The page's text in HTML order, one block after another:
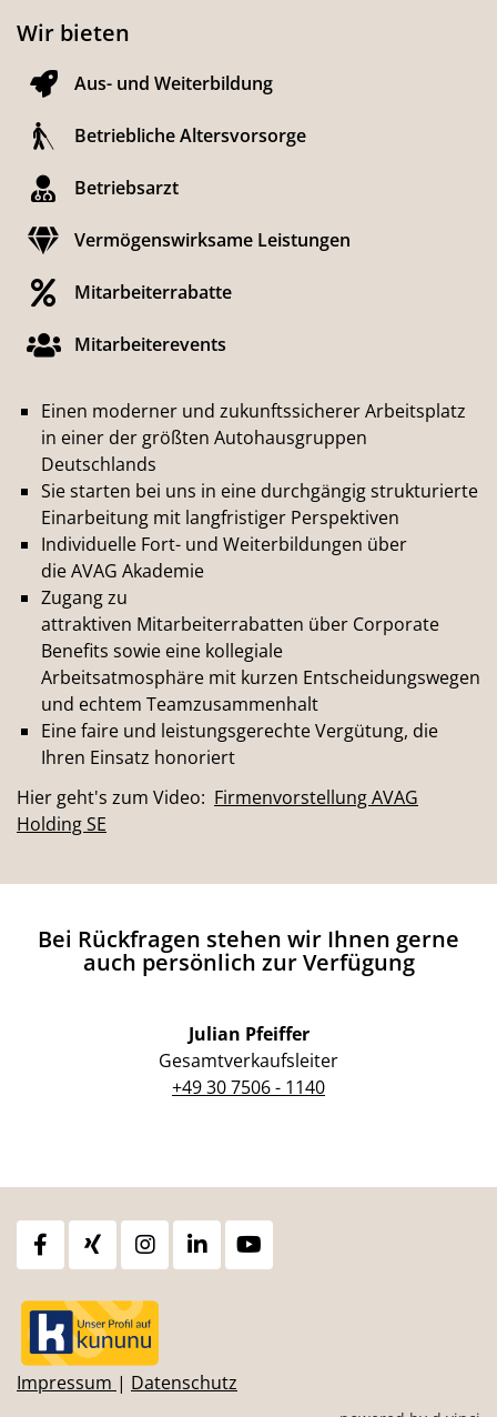
Wir bieten
Aus- und Weiterbildung
Betriebliche Altersvorsorge
Betriebsarzt
Vermögenswirksame Leistungen
Mitarbeiterrabatte
Mitarbeiterevents
Einen moderner und zukunftssicherer Arbeitsplatz
in einer der größten Autohausgruppen
Deutschlands
Sie starten bei uns in eine durchgängig strukturierte
Einarbeitung mit langfristiger Perspektiven
Individuelle Fort- und Weiterbildungen über
die AVAG Akademie
Zugang zu
attraktiven Mitarbeiterrabatten über Corporate
Benefits sowie eine kollegiale
Arbeitsatmosphäre mit kurzen Entscheidungswegen
und echtem Teamzusammenhalt
Eine faire und leistungsgerechte Vergütung, die
Ihren Einsatz honoriert
Hier geht's zum Video: Firmenvorstellung AVAG
Holding SE
Bei Rückfragen stehen wir Ihnen gerne
auch persönlich zur Verfügung
Julian Pfeiffer
Gesamtverkaufsleiter
+49 30 7506 - 1140
Impressum | Datenschutz